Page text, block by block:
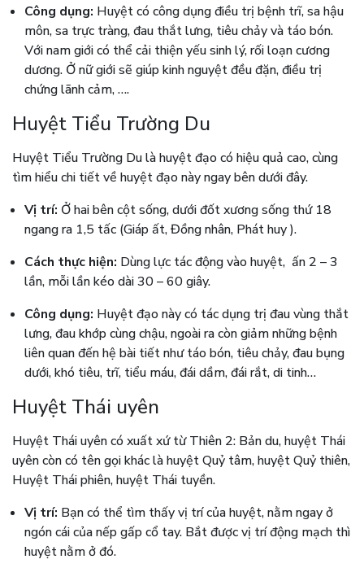
Công dụng: Huyệt có công dụng điều trị bệnh trĩ, sa hậu
môn, sa trực tràng, đau thắt lưng, tiêu chảy và táo bón.
Với nam giới có thể cải thiện yếu sinh lý, rối loạn cương
dương. Ở nữ giới sẽ giúp kinh nguyệt đều đặn, điều trị
chứng lãnh cảm, ….
Huyệt Tiểu Trường Du
Huyệt Tiểu Trường Du là huyệt đạo có hiệu quả cao, cùng
tìm hiểu chi tiết về huyệt đạo này ngay bên dưới đây.
Vị trí: Ở hai bên cột sống, dưới đốt xương sống thứ 18
ngang ra 1,5 tấc (Giáp ất, Đồng nhân, Phát huy ).
Cách thực hiện: Dùng lực tác động vào huyệt, ấn 2 – 3
lần, mỗi lần kéo dài 30 – 60 giây.
Công dụng: Huyệt đạo này có tác dụng trị đau vùng thắt
lưng, đau khớp cùng chậu, ngoài ra còn giảm những bệnh
liên quan đến hệ bài tiết như táo bón, tiêu chảy, đau bụng
dưới, khó tiêu, trĩ, tiểu máu, đái dầm, đái rắt, di tinh…
Huyệt Thái uyên
Huyệt Thái uyên có xuất xứ từ Thiên 2: Bản du, huyệt Thái
uyên còn có tên gọi khác là huyệt Quỷ tâm, huyệt Quỷ thiên,
Huyệt Thái phiên, huyệt Thái tuyền.
Vị trí: Bạn có thể tìm thấy vị trí của huyệt, nằm ngay ở
ngón cái của nếp gấp cổ tay. Bắt được vị trí động mạch thì
huyệt nằm ở đó.